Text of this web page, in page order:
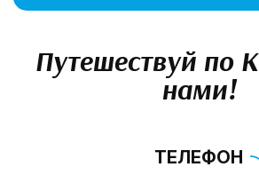
Путешествуй по
нами!
ТЕЛЕФОН